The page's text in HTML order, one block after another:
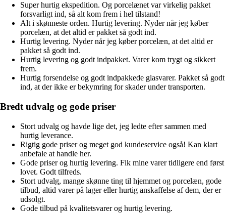
Super hurtig ekspedition. Og porcelænet var virkelig pakket
forsvarligt ind, så alt kom frem i hel tilstand!
Alt i skønneste orden. Hurtig levering. Nyder når jeg køber
porcelæn, at det altid er pakket så godt ind.
Hurtig levering. Nyder når jeg køber porcelæn, at det altid er
pakket så godt ind.
Hurtig levering og godt indpakket. Varer kom trygt og sikkert
frem.
Hurtig forsendelse og godt indpakkede glasvarer. Pakket så godt
ind, at der ikke er bekymring for skader under transporten.
Bredt udvalg og gode priser
Stort udvalg og havde lige det, jeg ledte efter sammen med
hurtig leverance.
Rigtig gode priser og meget god kundeservice også! Kan klart
anbefale at handle her.
Gode priser og hurtig levering. Fik mine varer tidligere end først
lovet. Godt tilfreds.
Stort udvalg, mange skønne ting til hjemmet og porcelæn, gode
tilbud, altid varer på lager eller hurtig anskaffelse af dem, der er
udsolgt.
Gode tilbud på kvalitetsvarer og hurtig levering.